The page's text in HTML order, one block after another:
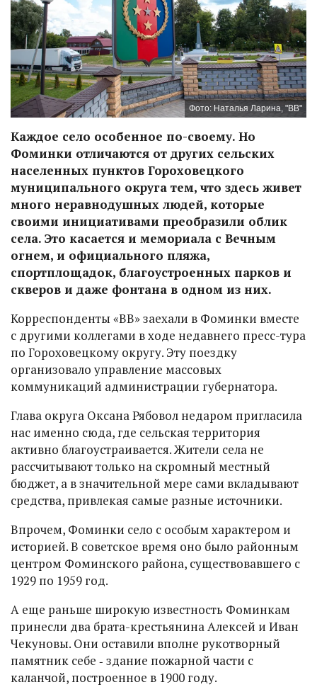
Фото: Наталья Ларина, "ВВ"
Каждое село особенное по-своему. Но
Фоминки отличаются от других сельских
населенных пунктов Гороховецкого
муниципального округа тем, что здесь живет
много неравнодушных людей, которые
своими инициативами преобразили облик
села. Это касается и мемориала с Вечным
огнем, и официального пляжа,
спортплощадок, благоустроенных парков и
скверов и даже фонтана в одном из них.
Корреспонденты «ВВ» заехали в Фоминки вместе
с другими коллегами в ходе недавнего пресс-тура
по Гороховецкому округу. Эту поездку
организовало управление массовых
коммуникаций администрации губернатора.
Глава округа Оксана Рябовол недаром пригласила
нас именно сюда, где сельская территория
активно благоустраивается. Жители села не
рассчитывают только на скромный местный
бюджет, а в значительной мере сами вкладывают
средства, привлекая самые разные источники.
Впрочем, Фоминки село с особым характером и
историей. В советское время оно было районным
центром Фоминского района, существовавшего с
1929 по 1959 год.
А еще раньше широкую известность Фоминкам
принесли два брата-крестьянина Алексей и Иван
Чекуновы. Они оставили вполне рукотворный
памятник себе ‑ здание пожарной части с
каланчой, построенное в 1900 году.